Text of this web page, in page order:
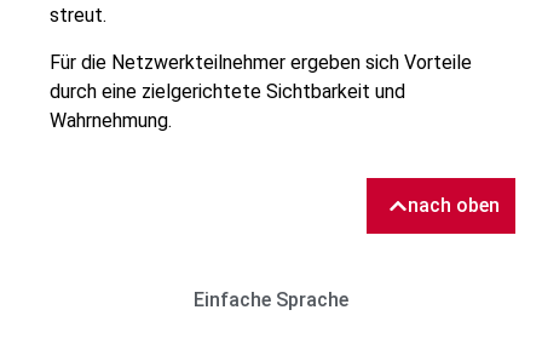
streut.
Für die Netzwerkteilnehmer ergeben sich Vorteile
durch eine zielgerichtete Sichtbarkeit und
Wahrnehmung.
nach oben
Einfache Sprache